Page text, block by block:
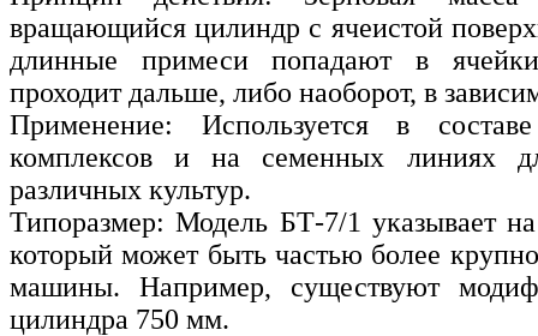
вращающийся цилиндр с ячеистой
длинные примеси попадают в
проходит дальше, либо наоборот, в
Применение: Используется в составе
комплексов и на семенных линиях
различных культур.
Типоразмер: Модель БТ-7/1 указывает
который может быть частью более
машины. Например, существуют
цилиндра 750 мм.